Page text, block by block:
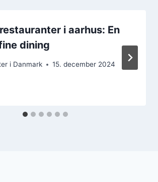
i aarhus: En
dining
i Danmark 15. december 2024